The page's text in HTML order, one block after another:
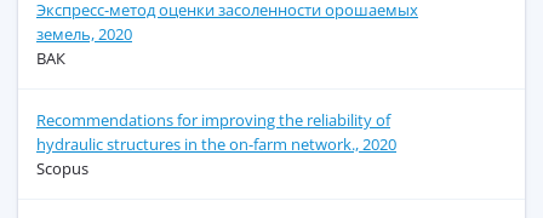
Экспресс-метод оценки засоленности орошаемых
земель, 2020
ВАК
Recommendations for improving the reliability of
hydraulic structures in the on-farm network., 2020
Scopus